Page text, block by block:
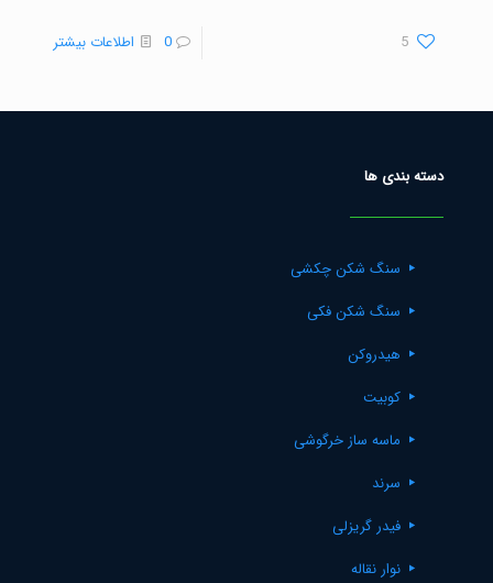
5
0 اطلاعات بیشتر
دسته بندی ها
سنگ شکن چکشی
سنگ شکن فکی
هیدروکن
کوبیت
ماسه ساز خرگوشی
سرند
فیدر گریزلی
نوار نقاله